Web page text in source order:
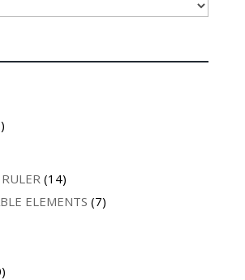
(14)
ELEMENTS (7)